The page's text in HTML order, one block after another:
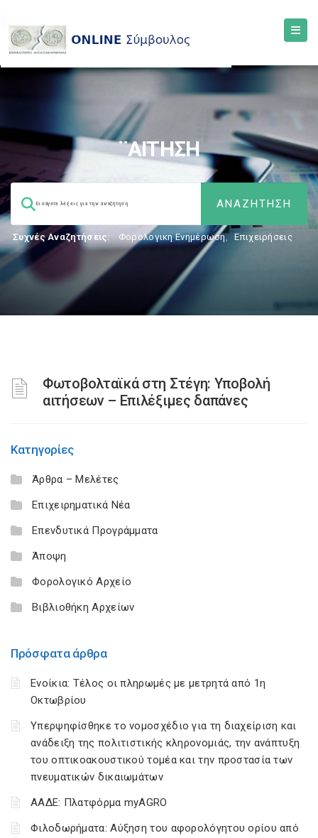
¨ΑΙΤΗΣΗ
Συχνές Αναζητήσεις: Φορολογικη Ενημέρωση, Επιχειρήσεις
Φωτοβολταϊκά στη Στέγη: Υποβολή
αιτήσεων – Επιλέξιμες δαπάνες
Κατηγορίες
Άρθρα – Μελέτες
Επιχειρηματικά Νέα
Επενδυτικά Προγράμματα
Άποψη
Φορολογικό Αρχείο
Βιβλιοθήκη Αρχείων
Πρόσφατα άρθρα
Ενοίκια: Τέλος οι πληρωμές με μετρητά από 1η
Οκτωβρίου
Υπερψηφίσθηκε το νομοσχέδιο για τη διαχείριση και
ανάδειξη της πολιτιστικής κληρονομιάς, την ανάπτυξη
του οπτικοακουστικού τομέα και την προστασία των
πνευματικών δικαιωμάτων
ΑΑΔΕ: Πλατφόρμα myAGRO
Φιλοδωρήματα: Αύξηση του αφορολόγητου ορίου από